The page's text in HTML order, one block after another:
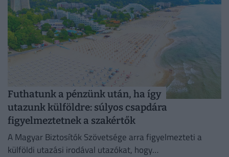
Futhatunk a pénzünk után, ha így
utazunk külföldre: súlyos csapdára
figyelmeztetnek a szakértők
A Magyar Biztosítók Szövetsége arra figyelmezteti a
külföldi utazási irodával utazókat, hogy